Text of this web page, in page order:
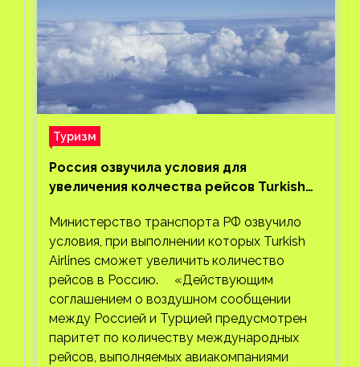
Туризм
Россия озвучила условия для
увеличения колчества рейсов Turkish
Министерство транспорта РФ озвучило
условия, при выполнении которых Turkish
Airlines сможет увеличить количество
рейсов в Россию. «Действующим
соглашением о воздушном сообщении
между Россией и Турцией предусмотрен
паритет по количеству международных
рейсов, выполняемых авиакомпаниями